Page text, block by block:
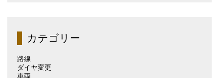
（月
別）カテゴリー
路線
ダイヤ変更
車両